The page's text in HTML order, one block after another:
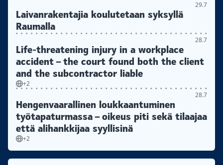
29.7
Laivanrakentajia koulutetaan syksyllä
Raumalla
28.7
Life-threatening injury in a workplace
accident – the court found both the client
and the subcontractor liable
+2
28.7
Hengenvaarallinen loukkaantuminen
työtapaturmassa – oikeus piti sekä tilaajaa
että alihankkijaa syyllisinä
+2